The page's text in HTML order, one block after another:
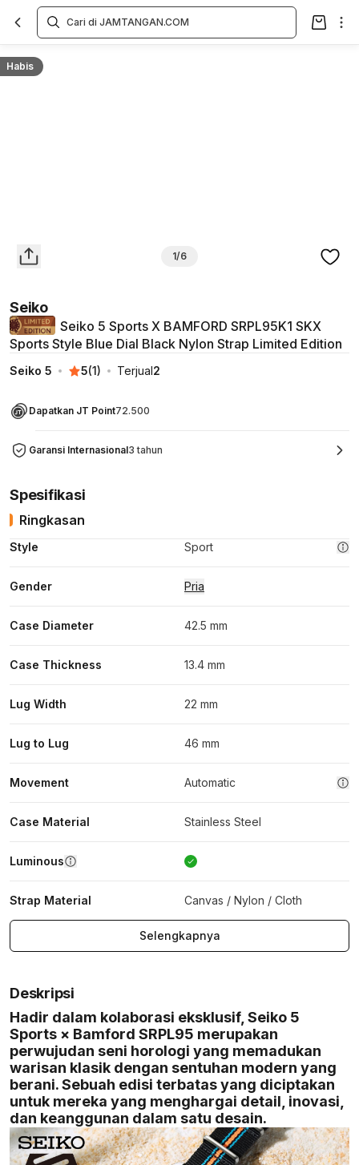
Habis
1/6
Seiko
Seiko 5 Sports X BAMFORD SRPL95K1 SKX
Sports Style Blue Dial Black Nylon Strap Limited Edition
Seiko 5 5(1) Terjual2
Dapatkan JT Point72.500
Garansi Internasional3 tahun
Overview
Spesifikasi
Ringkasan
Style Sport
Gender Pria
Case Diameter 42.5 mm
Case Thickness 13.4 mm
Lug Width 22 mm
Lug to Lug 46 mm
Movement Automatic
Case Material Stainless Steel
Luminous
Strap Material Canvas / Nylon / Cloth
Selengkapnya
Deskripsi
Hadir dalam kolaborasi eksklusif, Seiko 5
Sports × Bamford SRPL95 merupakan
perwujudan seni horologi yang memadukan
warisan klasik dengan sentuhan modern yang
berani. Sebuah edisi terbatas yang diciptakan
untuk mereka yang menghargai detail, inovasi,
dan keanggunan dalam satu desain.